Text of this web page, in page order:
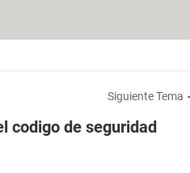
Siguiente Tema
codigo de seguridad